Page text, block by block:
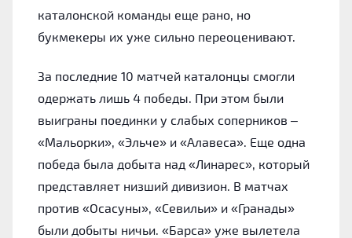
каталонской команды еще рано, но
букмекеры их уже сильно переоценивают.
За последние 10 матчей каталонцы смогли
одержать лишь 4 победы. При этом были
выиграны поединки у слабых соперников –
«Мальорки», «Эльче» и «Алавеса». Еще одна
победа была добыта над «Линарес», который
представляет низший дивизион. В матчах
против «Осасуны», «Севильи» и «Гранады»
были добыты ничьи. «Барса» уже вылетела